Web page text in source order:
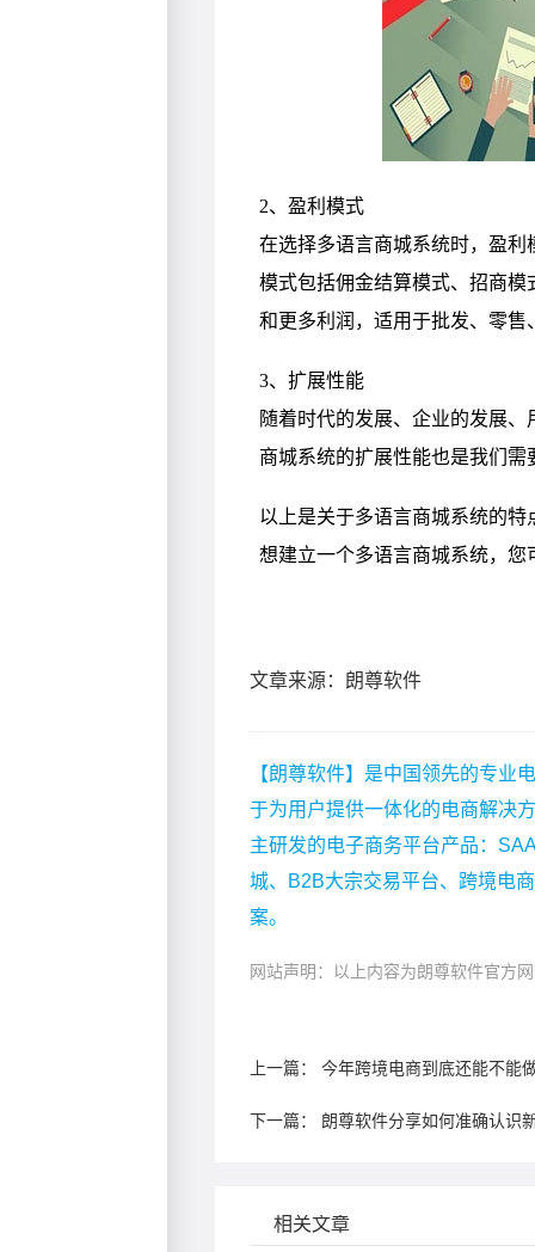
文章来源：朗尊软件
【朗尊软件】是中国领先的专业
于为用户提供一体化的电商解决
主研发的电子商务平台产品：
城、B2B大宗交易平台、跨境电
案。
网站声明：以上内容为朗尊软件官方
上一篇： 今年跨境电商到底还能不能
下一篇： 朗尊软件分享如何准确认识
相关文章